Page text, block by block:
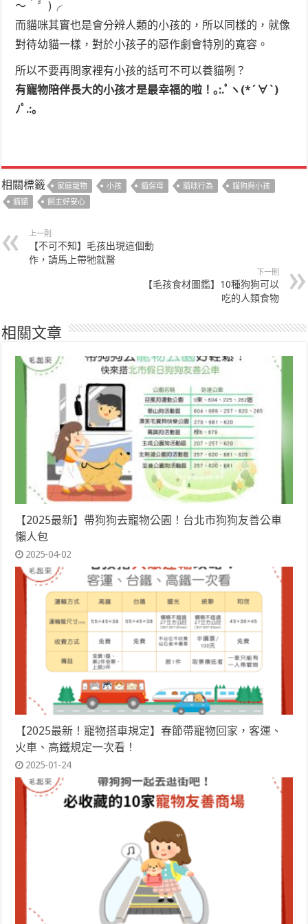
～‵〞)╭
而貓咪其實也是會分辨人類的小孩的，所以同樣的，就像
對待幼貓一樣，對於小孩子的惡作劇會特別的寬容。
所以不要再問家裡有小孩的話可不可以養貓咧？
有寵物陪伴長大的小孩才是最幸福的啦！｡:.ﾟヽ(*´∀`)
ﾉﾟ.:｡
相關標籤 家庭寵物 小孩 貓保母 貓咪行為
貓狗與小孩
貓貓
飼主好安心
上一則
【不可不知】毛孩出現這個動
作，請馬上帶牠就醫
下一則
【毛孩食材圖鑑】10種狗狗可以
吃的人類食物
相關文章
【2025最新】帶狗狗去寵物公園！台北市狗狗友善公車
懶人包
2025-04-02
【2025最新！寵物搭車規定】春節帶寵物回家，客運、
火車、高鐵規定一次看！
2025-01-24